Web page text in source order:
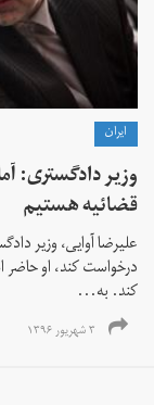
ايران
وزیر دادگستری:
قضائیه‌ هستیم
علیرضا آوایی، وزیر
درخواست کند، او
کند. به...
۳ شهریور ۱۳۹۶